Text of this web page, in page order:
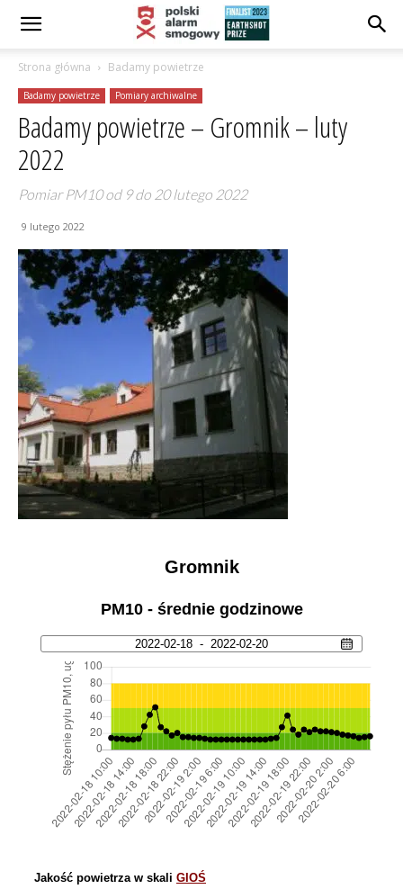
Strona główna Badamy powietrze
Badamy powietrze Pomiary archiwalne
Badamy powietrze – Gromnik – luty
2022
Pomiar PM10 od 9 do 20 lutego 2022
9 lutego 2022